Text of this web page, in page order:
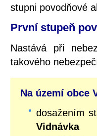
stupni povodňové
První stupeň
Nastává při
takového
Na území obce
dosažením
Vidnávka